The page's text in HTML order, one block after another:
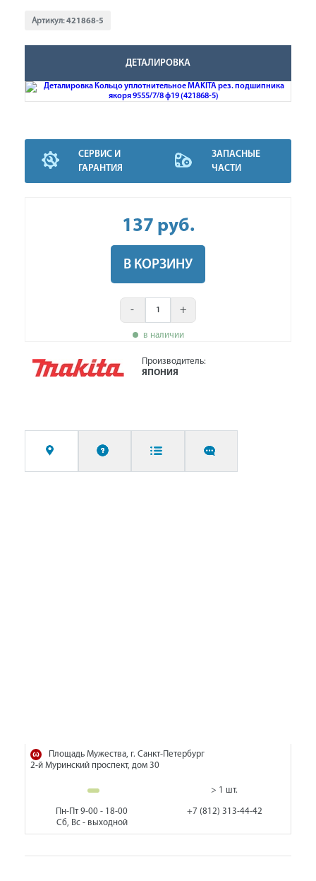
Артикул:421868-5
ДЕТАЛИРОВКА
СЕРВИС И
ГАРАНТИЯ
ЗАПАСНЫЕ
ЧАСТИ
137 руб.
В КОРЗИНУ
- +
в наличии
Производитель:
ЯПОНИЯ
Площадь Мужества, г. Санкт-Петербург
2-й Муринский проспект, дом 30
> 1 шт.
Пн-Пт 9-00 - 18-00
Сб, Вс - выходной
+7 (812) 313-44-42